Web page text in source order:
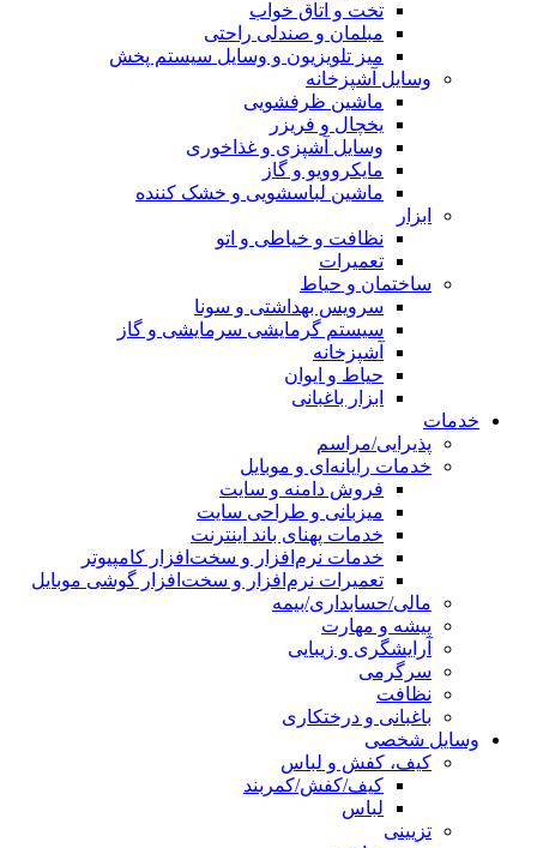
تخت و اتاق خواب
مبلمان و صندلی راحتی
میز تلویزیون و وسایل سیستم پخش
وسایل آشپزخانه
ماشین ظرفشویی
یخچال و فریزر
وسایل آشپزی و غذاخوری
مایکروویو و گاز
ماشین لباسشویی و خشک کننده
ابزار
نظافت و خیاطی و اتو
تعمیرات
ساختمان و حیاط
سرویس بهداشتی و سونا
سیستم گرمایشی سرمایشی و گاز
آشپزخانه
حیاط و ایوان
ابزار باغبانی
خدمات
پذیرایی/مراسم
خدمات رایانه‌ای و موبایل
فروش دامنه و سایت
میزبانی و طراحی سایت
خدمات پهنای باند اینترنت
خدمات نرم‌افزار و سخت‌افزار کامپیوتر
تعمیرات نرم‌افزار و سخت‌افزار گوشی موبایل
مالی/حسابداری/بیمه
پیشه و مهارت
آرایشگری و زیبایی
سرگرمی
نظافت
باغبانی و درختکاری
وسایل شخصی
کیف، کفش و لباس
کیف/کفش/کمربند
لباس
تزیینی